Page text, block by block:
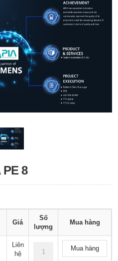
PE 8
Giá
Số
lượng
Mua hàng
Liên
hệ
Mua hàng